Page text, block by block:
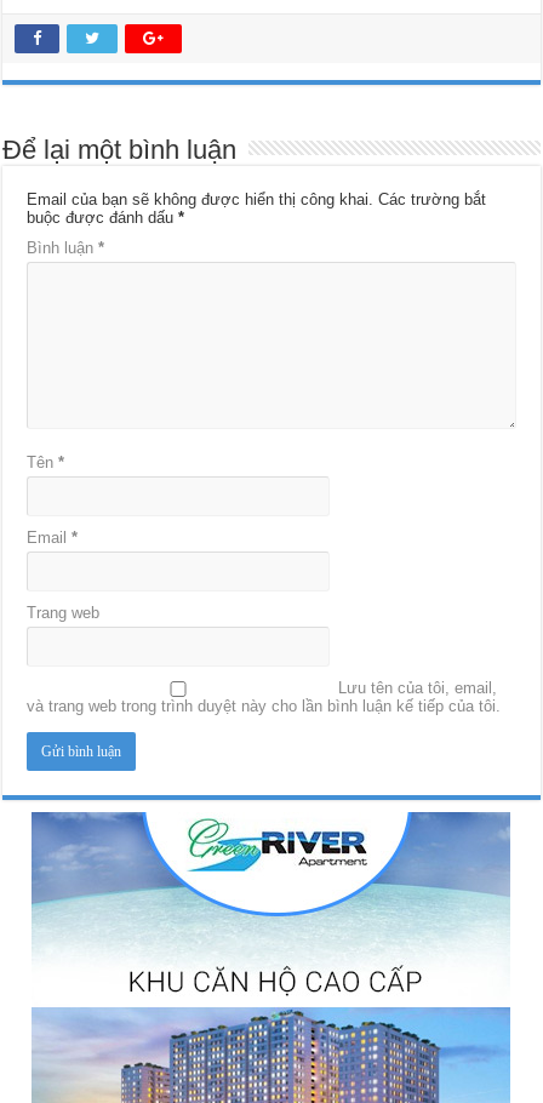
Để lại một bình luận
Email của bạn sẽ không được hiển thị công khai. Các trường bắt
buộc được đánh dấu*
Bình luận*
Tên*
Email*
Trang web
Lưu tên của tôi, email,
và trang web trong trình duyệt này cho lần bình luận kế tiếp của tôi.